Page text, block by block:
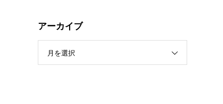
アーカイブ
月を選択